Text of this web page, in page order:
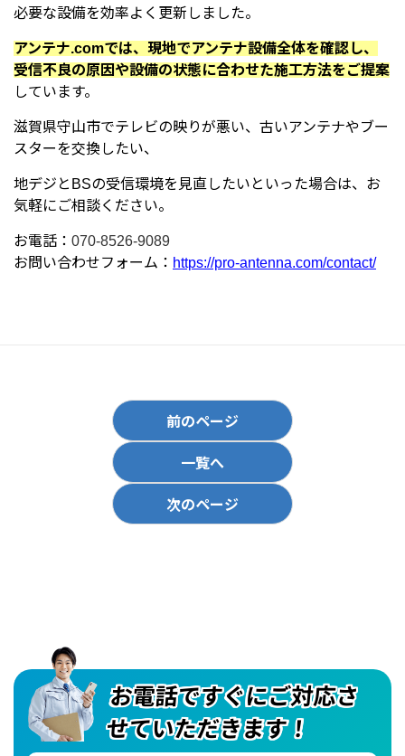
必要な設備を効率よく更新しました。
アンテナ.comでは、現地でアンテナ設備全体を確認し、
受信不良の原因や設備の状態に合わせた施工方法をご提案
しています。
滋賀県守山市でテレビの映りが悪い、古いアンテナやブー
スターを交換したい、
地デジとBSの受信環境を見直したいといった場合は、お
気軽にご相談ください。
お電話： 070-8526-9089
お問い合わせフォーム： https://pro-antenna.com/contact/
前のページ
一覧へ
次のページ
お電話ですぐにご対応さ
せていただきます！